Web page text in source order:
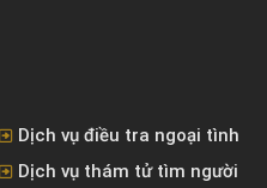
Dịch vụ điều tra ngoại tình
Dịch vụ thám tử tìm người